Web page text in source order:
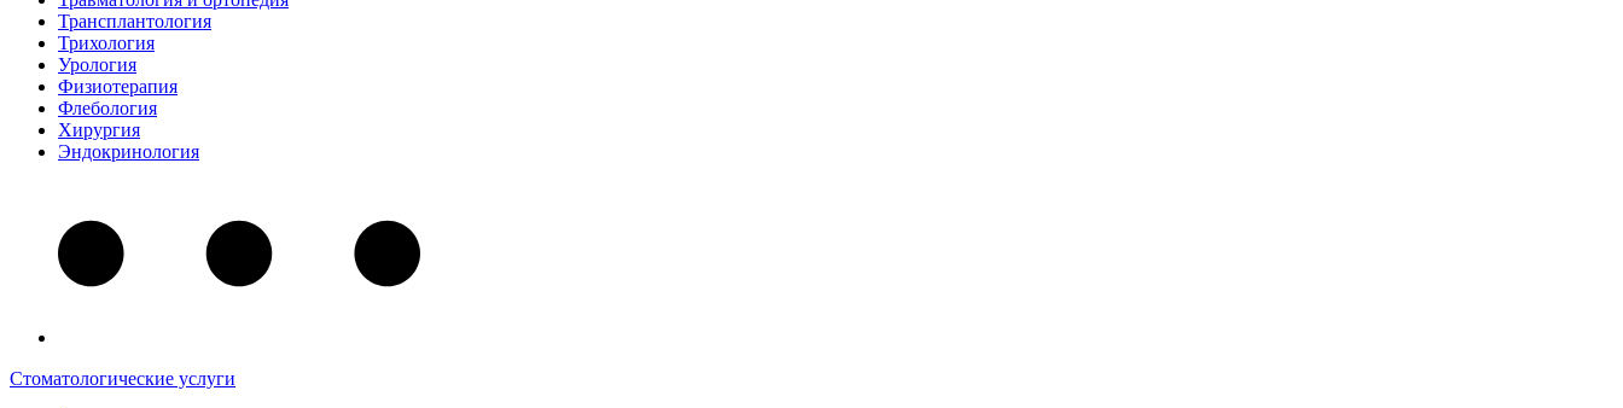
Трансплантология
Трихология
Урология
Физиотерапия
Флебология
Хирургия
Эндокринология
Стоматологические услуги